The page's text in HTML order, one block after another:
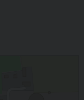
Commenda in